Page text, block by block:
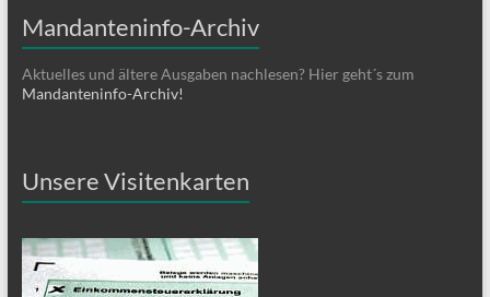
Mandanteninfo-Archiv
Aktuelles und ältere Ausgaben nachlesen? Hier geht´s zum
Mandanteninfo-Archiv!
Unsere Visitenkarten